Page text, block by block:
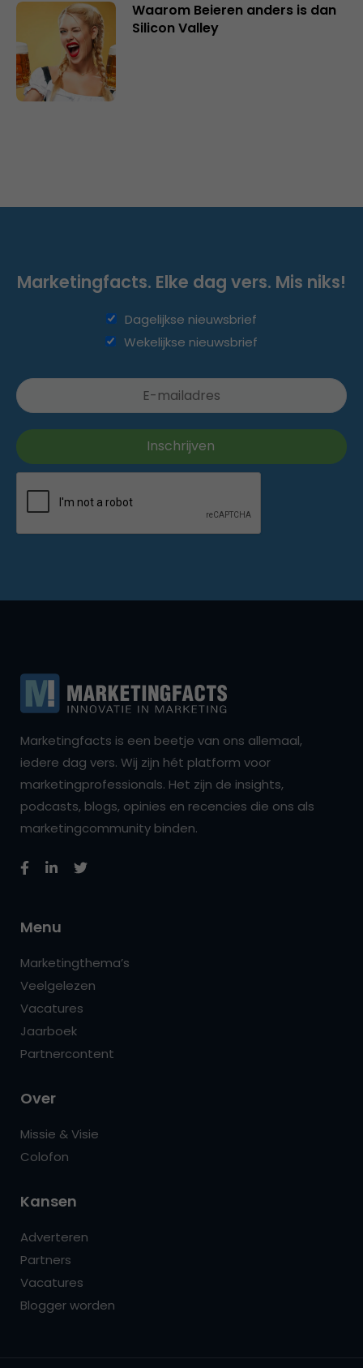
Waarom Beieren anders is dan
Silicon Valley
Marketingfacts. Elke dag vers. Mis niks!
Dagelijkse nieuwsbrief
Wekelijkse nieuwsbrief
Marketingfacts is een beetje van ons allemaal,
iedere dag vers. Wij zijn hét platform voor
marketingprofessionals. Het zijn de insights,
podcasts, blogs, opinies en recencies die ons als
marketingcommunity binden.
Menu
Marketingthema’s
Veelgelezen
Vacatures
Jaarboek
Partnercontent
Over
Missie & Visie
Colofon
Kansen
Adverteren
Partners
Vacatures
Blogger worden